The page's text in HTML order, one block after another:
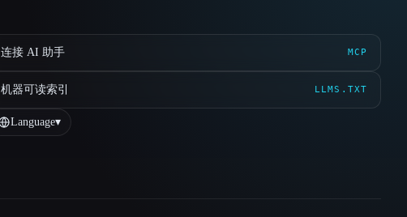
连接 AI 助手 MCP
机器可读索引 LLMS.TXT
Language▾